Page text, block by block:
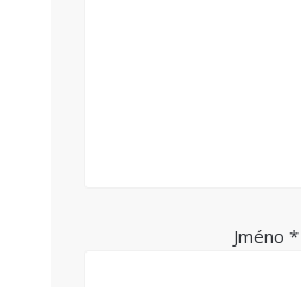
Jméno *